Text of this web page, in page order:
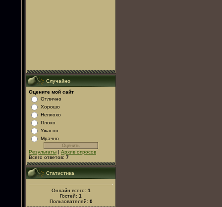
Случайно
Оцените мой сайт
Отлично
Хорошо
Неплохо
Плохо
Ужасно
Мрачно
Результаты | Архив опросов
Всего ответов: 7
Статистика
Онлайн всего: 1
Гостей: 1
Пользователей: 0